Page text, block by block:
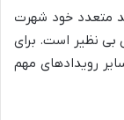
متعدد خود شهرت
بی نظیر است. برای
رویدادهای مهم